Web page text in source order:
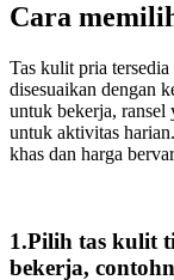
Cara
Tas kulit pria
disesuaikan dengan
untuk bekerja, ransel
untuk aktivitas
khas dan harga
1.Pilih tas kulit
bekerja,